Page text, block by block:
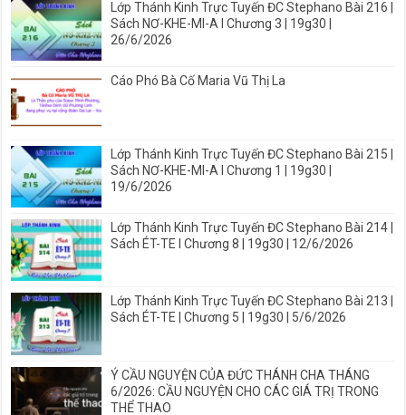
Lớp Thánh Kinh Trực Tuyến ĐC Stephano Bài 216 |
Sách NƠ-KHE-MI-A I Chương 3 | 19g30 |
26/6/2026
Cáo Phó Bà Cố Maria Vũ Thị La
Lớp Thánh Kinh Trực Tuyến ĐC Stephano Bài 215 |
Sách NƠ-KHE-MI-A I Chương 1 | 19g30 |
19/6/2026
Lớp Thánh Kinh Trực Tuyến ĐC Stephano Bài 214 |
Sách ÉT-TE I Chương 8 | 19g30 | 12/6/2026
Lớp Thánh Kinh Trực Tuyến ĐC Stephano Bài 213 |
Sách ÉT-TE | Chương 5 | 19g30 | 5/6/2026
Ý CẦU NGUYỆN CỦA ĐỨC THÁNH CHA THÁNG
6/2026: CẦU NGUYỆN CHO CÁC GIÁ TRỊ TRONG
THỂ THAO